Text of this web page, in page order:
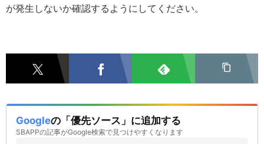
が発生しないか確認するようにしてください。
Googleの「優先ソース」に追加する
SBAPPの記事がGoogle検索で見つけやすくなります